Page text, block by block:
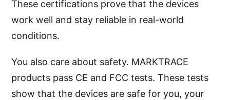
These certifications prove that the devices
work well and stay reliable in real-world
conditions.
You also care about safety. MARKTRACE
products pass CE and FCC tests. These tests
show that the devices are safe for you, your